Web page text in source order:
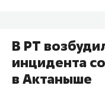
В РТ
инцидента
в Актаныше